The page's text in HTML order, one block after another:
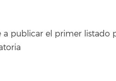
publicar el primer listado